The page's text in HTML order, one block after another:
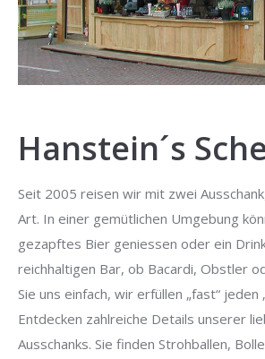
Hanstein´s
Seit 2005 reisen wir mit zwei
Art. In einer gemütlichen Umgebung
gezapftes Bier geniessen oder ein
reichhaltigen Bar, ob Bacardi, Obstler
Sie uns einfach, wir erfüllen „fast“ jeden
Entdecken zahlreiche Details unserer
Ausschanks. Sie finden Strohballen,